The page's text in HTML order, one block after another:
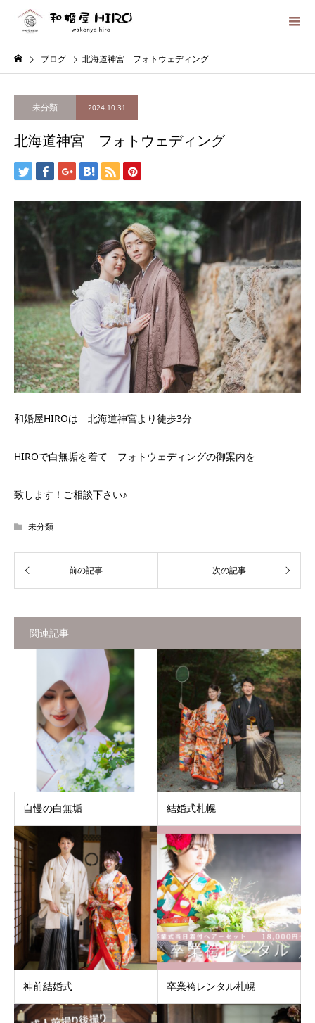
ブログ 北海道神宮 フォトウェディング
未分類 2024.10.31
北海道神宮 フォトウェディング
和婚屋HIROは 北海道神宮より徒歩3分
HIROで白無垢を着て フォトウェディングの御案内を
致します！ご相談下さい♪
未分類
関連記事
自慢の白無垢 結婚式札幌
神前結婚式 卒業袴レンタル札幌